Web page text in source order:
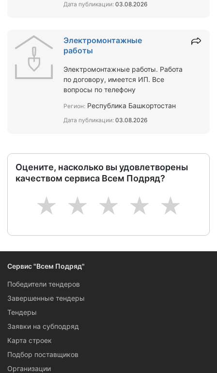
Дата публикации: 03.08.2026
Электромонтажные
работы
Электромонтажные работы. Работа
по договору, имеется ИП. Все
вопросы по телефону
Регион: Республика Башкортостан
Дата публикации: 03.08.2026
Оцените, насколько вы удовлетворены
качеством сервиса Всем Подряд?
5
4
3
2
1
Сервис "Всем Подряд"
Победители тендеров
Завершенные тендеры
Тендеры
Заявки на субподряд
Карта строек
Подбор поставщиков
Организации